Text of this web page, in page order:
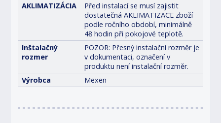
AKLIMATIZÁCIA
Před instalací se musí zajistit
dostatečná AKLIMATIZACE zboží
podle ročního období, minimálně
48 hodin při pokojové teplotě.
Inštalačný
rozmer
POZOR: Přesný instalační rozměr je
v dokumentaci, označení v
produktu není instalační rozměr.
Výrobca
Mexen